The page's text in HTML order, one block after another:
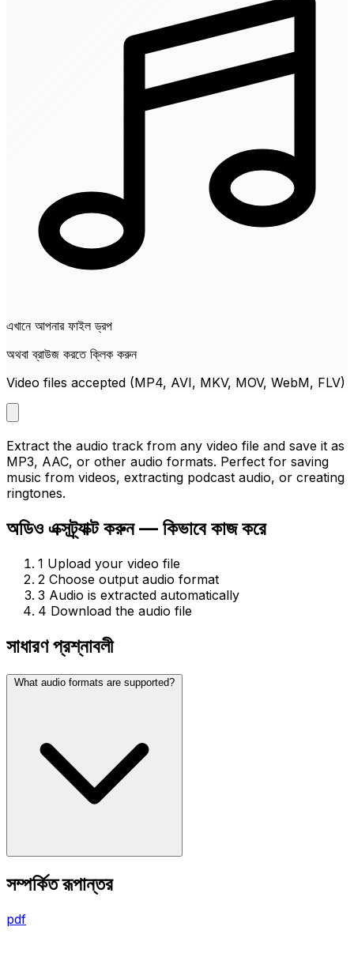
এখানে আপনার ফাইল ড্রপ
অথবা ব্রাউজ করতে ক্লিক করুন
Video files accepted (MP4, AVI, MKV, MOV, WebM, FLV)
Extract the audio track from any video file and save it as
MP3, AAC, or other audio formats. Perfect for saving
music from videos, extracting podcast audio, or creating
ringtones.
অডিও এক্সট্র্যাক্ট করুন — কিভাবে কাজ করে
1 Upload your video file
2 Choose output audio format
3 Audio is extracted automatically
4 Download the audio file
সাধারণ প্রশ্নাবলী
What audio formats are supported?
সম্পর্কিত রূপান্তর
pdf